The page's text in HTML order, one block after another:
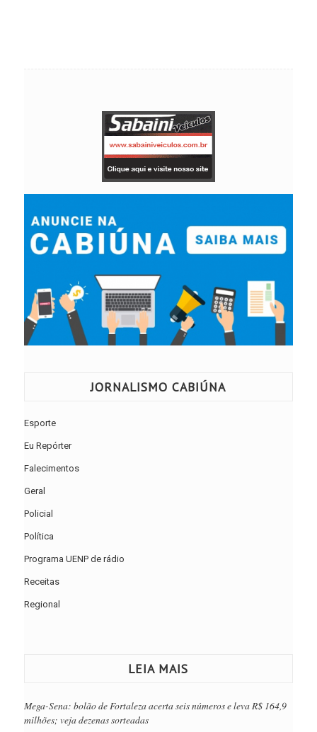
JORNALISMO CABIÚNA
Esporte
Eu Repórter
Falecimentos
Geral
Policial
Política
Programa UENP de rádio
Receitas
Regional
LEIA MAIS
Mega-Sena: bolão de Fortaleza acerta seis números e leva R$ 164,9
milhões; veja dezenas sorteadas